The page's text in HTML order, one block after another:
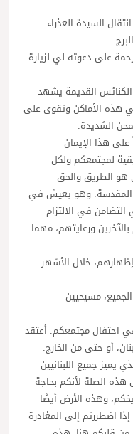
السيدة العذراء
على دعوته لي لزيارة
القديمة يشهد
هذه الأماكن وتقوى على
الشديدة.
على هذا الإيمان
لمجتمعكم ولكل
هو الطريق والحق
المقدسة. وهو يعيش في
في الالتزام
ورعايتهم، مهما
خلال الأشهر
مسيحيين
احتفال مجتمعكم. أعتقد
أو حتى من الخارج.
يميز جميع اللبنانيين
هذه الصلة لأنكم بحاجة
وهذه الأرض أيضًا
اضطررتم إلى المغادرة